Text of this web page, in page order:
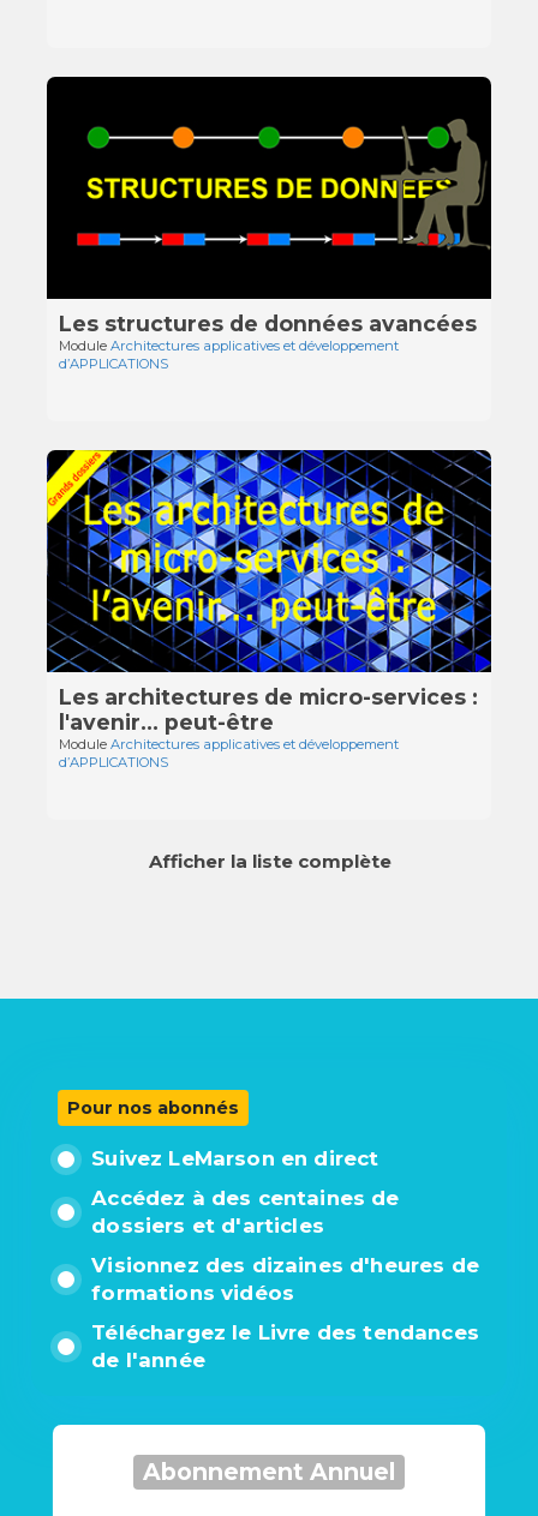
Les structures de données avancées
ModuleArchitectures applicatives et développement
d’APPLICATIONS
Les architectures de micro-services :
l'avenir… peut-être
ModuleArchitectures applicatives et développement
d’APPLICATIONS
Afficher la liste complète
Pour nos abonnés
Suivez LeMarson en direct
Accédez à des centaines de
dossiers et d'articles
Visionnez des dizaines d'heures de
formations vidéos
Téléchargez le Livre des tendances
de l'année
Abonnement Annuel